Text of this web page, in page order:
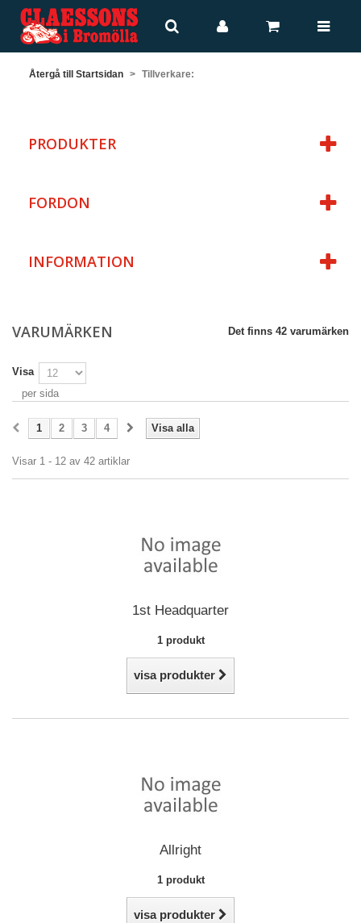
Återgå till Startsidan > Tillverkare:
PRODUKTER
FORDON
INFORMATION
VARUMÄRKEN Det finns 42 varumärken
Visa
per sida
Visa alla
1 2 3 4
Visar 1 - 12 av 42 artiklar
1st Headquarter
1 produkt
visa produkter
Allright
1 produkt
visa produkter